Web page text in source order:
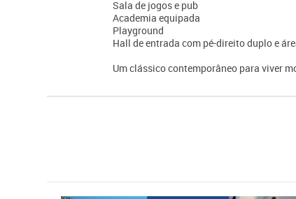
Sala de jogos e pub
Academia equipada
Playground
Hall de entrada com pé-direito duplo e
Um clássico contemporâneo para viver